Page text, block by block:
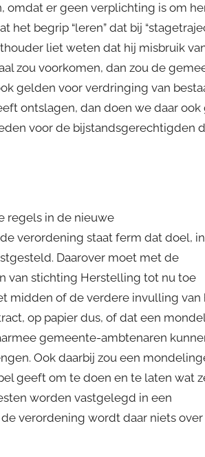
omdat er geen verplichting is om
begrip “leren” dat bij
liet weten dat hij misbruik
zou voorkomen, dan zou de
gelden voor verdringing van
ontslagen, dan doen we daar ook
voor de bijstandsgerechtigden
regels in de nieuwe
verordening staat ferm dat doel,
Daarover moet met de
van stichting Herstelling tot nu toe
midden of de verdere invulling van
op papier dus, of dat een
gemeente-ambtenaren
Ook daarbij zou een
geeft om te doen en te laten wat
worden vastgelegd in een
verordening wordt daar niets over